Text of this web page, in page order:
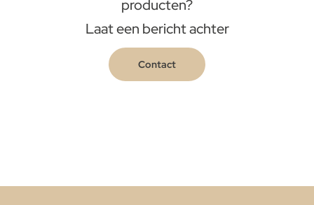
producten?
Laat een bericht achter
Contact